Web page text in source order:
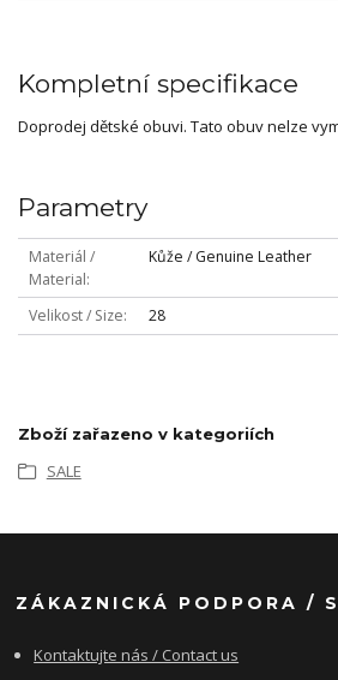
Kompletní specifikace
Doprodej dětské obuvi. Tato obuv nelze
Parametry
Materiál /
Material
Kůže / Genuine Leather
Velikost / Size 28
Zboží zařazeno v kategoriích
SALE
ZÁKAZNICKÁ PODPORA /
Kontaktujte nás / Contact us